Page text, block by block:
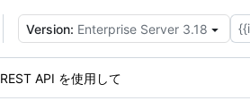
Version: Enterprise Server 3.18
REST API を使用して